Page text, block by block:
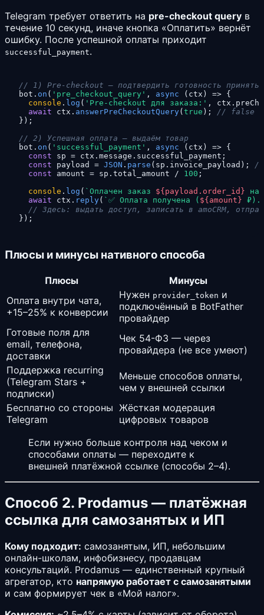
Telegram требует ответить на pre-checkout query в
течение 10 секунд, иначе кнопка «Оплатить» вернёт
ошибку. После успешной оплаты приходит
successful_payment.
// 1) Pre-checkout — подтвердить готовность принять
bot. on ( 'pre_checkout_query' , async (ctx) => {
console . log ( 'Pre-checkout для заказа:' , ctx.
await ctx. answerPreCheckoutQuery( true ); // false =
});
// 2) Успешная оплата — выдаём товар
bot. on ( 'successful_payment' , async (ctx) => {
const sp = ctx. message . successful_payment ;
const payload = JSON . parse (sp. invoice_payload ); //
const amount = sp. total_amount / 100 ;
console . log ( `Оплачен заказ ${payload.order_id} на
await ctx. reply( `✅ Оплата получена ( ${amount} ₽).
// Здесь: выдать доступ, записать в amoCRM,
});
Плюсы и минусы нативного способа
Плюсы
Минусы
Оплата внутри чата,
+15–25% к конверсии
Нужен provider_token и
подключённый в BotFather
провайдер
Готовые поля для
email, телефона,
доставки
Чек 54-ФЗ — через
провайдера (не все умеют)
Поддержка recurring
(Telegram Stars +
подписки)
Меньше способов оплаты,
чем у внешней ссылки
Бесплатно со стороны
Telegram
Жёсткая модерация
цифровых товаров
Если нужно больше контроля над чеком и
способами оплаты — переходите к
внешней платёжной ссылке (способы 2–4).
Способ 2. Prodamus — платёжная
ссылка для самозанятых и ИП
Кому подходит: самозанятым, ИП, небольшим
онлайн-школам, инфобизнесу, продавцам
консультаций. Prodamus — единственный крупный
агрегатор, кто напрямую работает с самозанятыми
и сам формирует чек в «Мой налог».